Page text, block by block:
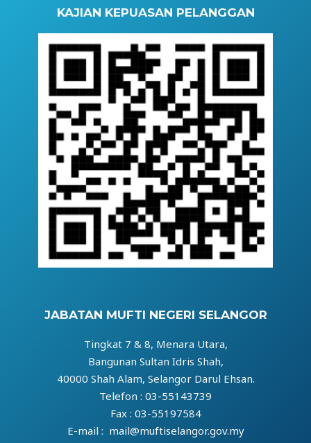
KAJIAN KEPUASAN PELANGGAN
JABATAN MUFTI NEGERI SELANGOR
Tingkat 7 & 8, Menara Utara,
Bangunan Sultan Idris Shah,
40000 Shah Alam, Selangor Darul Ehsan.
Telefon : 03-55143739
Fax : 03-55197584
E-mail : mail@muftiselangor.gov.my